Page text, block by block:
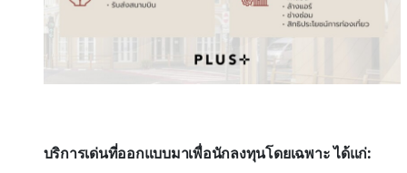
บริการเด่นที่ออกแบบมาเพื่อนักลงทุนโดยเฉพาะ ได้แก่: